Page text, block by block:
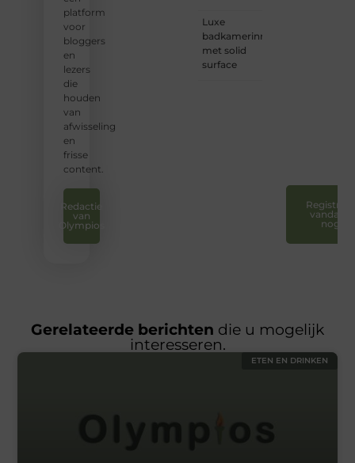
platform
voor
bloggers
en
lezers
die
houden
van
afwisseling
en
frisse
content.
Redactie
van
Olympios
Luxe
badkamerinrichting
met solid
surface
Registreer
vandaag
nog
Gerelateerde berichten die u mogelijk
interesseren.
ETEN EN DRINKEN